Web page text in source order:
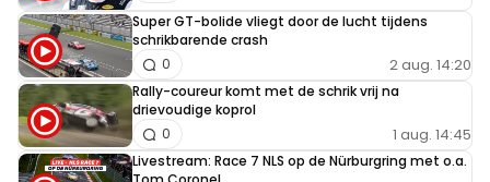
Palpatine63
3 juni 2023 16:06
Ik denk alleen een reprimande voor Max, hij komt
ermee weg omdat ie Gasly niet geraakt heeft. Verder
reed hij natuurlijk wel veel te hard!
Super GT-bolide vliegt door de lucht tijdens
schrikbarende crash
2 aug. 14:20
0
Rally-coureur komt met de schrik vrij na
drievoudige koprol
1 aug. 14:45
0
Livestream: Race 7 NLS op de Nürburgring met o.a.